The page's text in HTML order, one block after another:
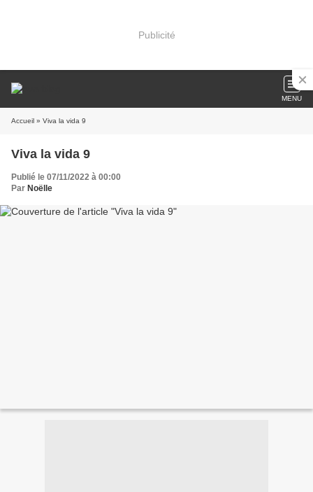
Publicité
MENU
Accueil » Viva la vida 9
Viva la vida 9
Publié le 07/11/2022 à 00:00
Par Noëlle